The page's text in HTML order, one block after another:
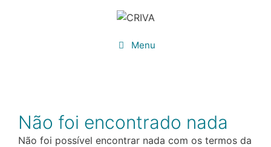
Menu
Não foi encontrado nada
Não foi possível encontrar nada com os termos da